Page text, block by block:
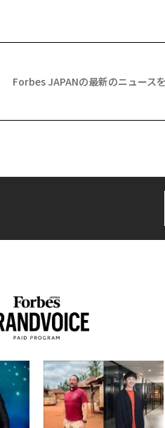
Forbes JAPANの最新のニュース